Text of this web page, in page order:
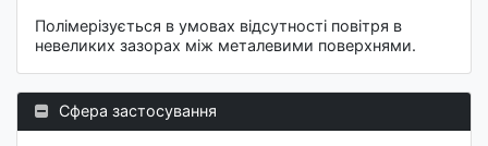
Полімерізується в умовах відсутності повітря в
невеликих зазорах між металевими поверхнями.
Сфера застосування